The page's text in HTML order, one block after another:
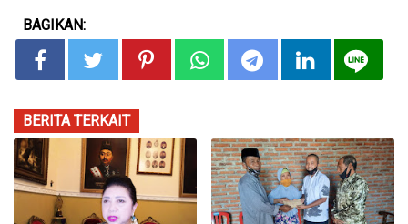
BAGIKAN:
BERITA TERKAIT